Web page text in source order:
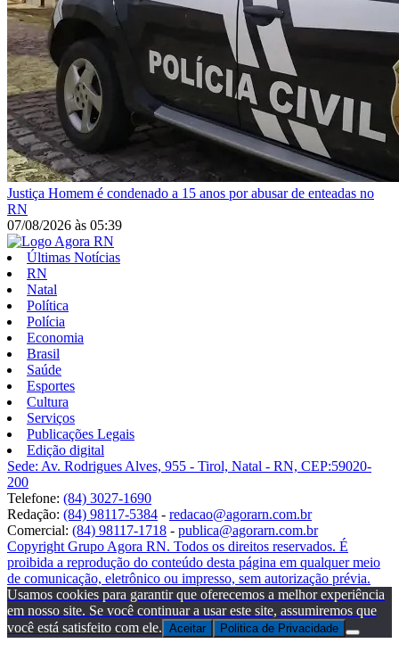
Justiça Homem é condenado a 15 anos por abusar de enteadas no
RN
07/08/2026 às 05:39
Últimas Notícias
RN
Natal
Política
Polícia
Economia
Brasil
Saúde
Esportes
Cultura
Serviços
Publicações Legais
Edição digital
Sede: Av. Rodrigues Alves, 955 - Tirol, Natal - RN, CEP:59020-
200
Telefone: (84) 3027-1690
Redação: (84) 98117-5384 - redacao@agorarn.com.br
Comercial: (84) 98117-1718 - publica@agorarn.com.br
Copyright Grupo Agora RN. Todos os direitos reservados. É
proibida a reprodução do conteúdo desta página em qualquer meio
de comunicação, eletrônico ou impresso, sem autorização prévia.
Usamos cookies para garantir que oferecemos a melhor experiência
em nosso site. Se você continuar a usar este site, assumiremos que
você está satisfeito com ele. Aceitar Politica de Privacidade